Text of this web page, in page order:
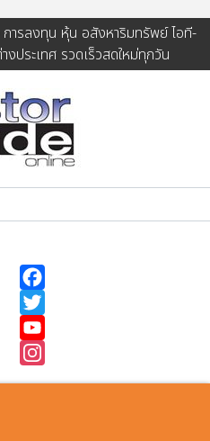
ารลงทุน หุ้น อสังหาริมทรัพย์ ไอที-
ประเทศ รวดเร็วสดใหม่ทุกวัน
Instagram